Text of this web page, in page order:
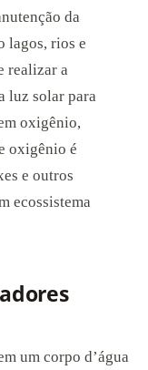
da
lagos, rios e
realizar a
luz solar para
oxigênio,
oxigênio é
e outros
ecossistema
um corpo d’água